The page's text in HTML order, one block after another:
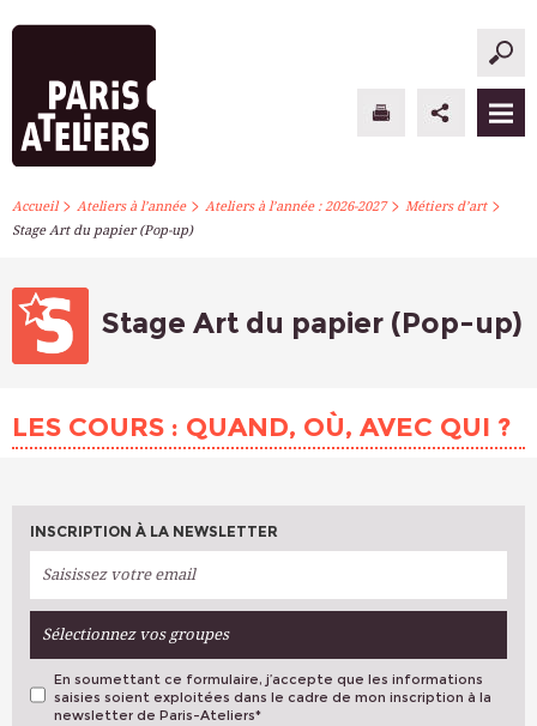
PARIS ATELIERS
ATELIERS À L’ANNÉE
INFOS PRATIQUES
Accueil> Ateliers à l’année> Ateliers à l’année : 2026-2027> Métiers d’art>
Stage Art du papier (Pop-up)
Stage Art du papier (Pop-up)
LES COURS : QUAND, OÙ, AVEC QUI ?
INSCRIPTION À LA NEWSLETTER
Sélectionnez vos groupes
En soumettant ce formulaire, j’accepte que les informations
saisies soient exploitées dans le cadre de mon inscription à la
newsletter de Paris-Ateliers*